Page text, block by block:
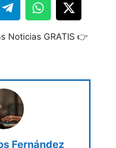
Noticias GRATIS 👉
Fernández